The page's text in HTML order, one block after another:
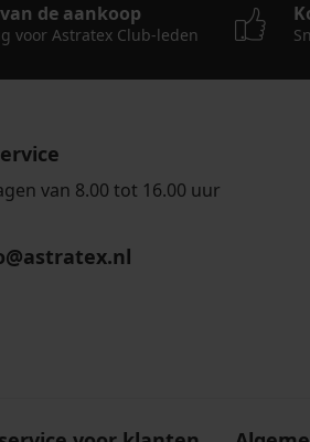
de aankoop
voor Astratex Club-leden
van 8.00 tot 16.00 uur